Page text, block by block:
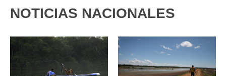
NOTICIAS NACIONALES